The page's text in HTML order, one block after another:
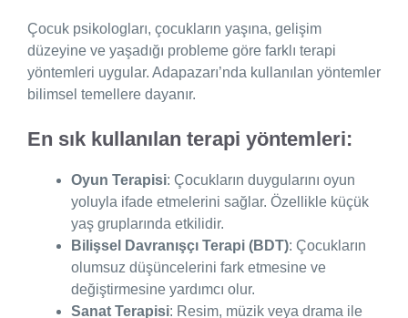
Çocuk psikologları, çocukların yaşına, gelişim
düzeyine ve yaşadığı probleme göre farklı terapi
yöntemleri uygular. Adapazarı’nda kullanılan yöntemler
bilimsel temellere dayanır.
En sık kullanılan terapi yöntemleri:
Oyun Terapisi: Çocukların duygularını oyun
yoluyla ifade etmelerini sağlar. Özellikle küçük
yaş gruplarında etkilidir.
Bilişsel Davranışçı Terapi (BDT): Çocukların
olumsuz düşüncelerini fark etmesine ve
değiştirmesine yardımcı olur.
Sanat Terapisi: Resim, müzik veya drama ile